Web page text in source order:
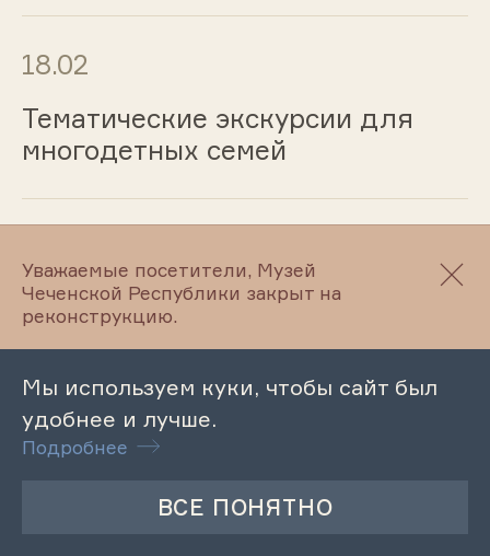
18.02
Тематические экскурсии для
многодетных семей
Лекция «Башенная архитектура
чеченцев»
17.02
экстремизм и терроризм»
Уважаемые посетители, Музей
Чеченской Республики закрыт на
реконструкцию.
Мы используем куки, чтобы сайт был
удобнее и лучше.
Подробнее